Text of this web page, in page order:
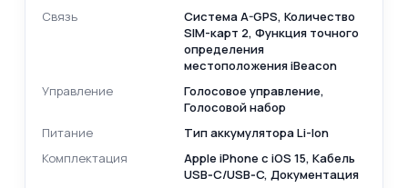
Связь
Cистема A-GPS, Количество
SIM-карт 2, Функция точного
определения
местоположения iBeacon
Управление
Голосовое управление,
Голосовой набор
Питание
Тип аккумулятора Li-Ion
Комплектация
Apple iPhone с iOS 15, Кабель
USB‑C/USB‑C, Документация